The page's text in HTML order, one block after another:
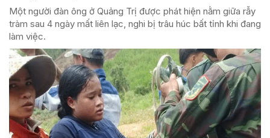
Một người đàn ông ở Quảng Trị được phát hiện nằm giữa rẫy
tràm sau 4 ngày mất liên lạc, nghi bị trâu húc bất tỉnh khi đang
làm việc.